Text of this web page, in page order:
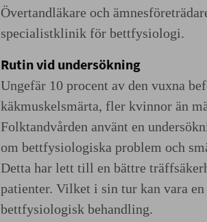
Övertandläkare och
specialistklinik för bettfysiologi.
Rutin vid undersökning
Ungefär 10 procent av den vuxna
käkmuskelsmärta, fler kvinnor än
Folktandvården använt en
om bettfysiologiska problem och
Detta har lett till en bättre
patienter. Vilket i sin tur kan vara
bettfysiologisk behandling.